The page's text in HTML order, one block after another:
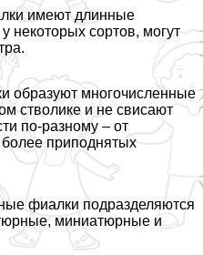
имеют длинные
некоторых сортов, могут
образуют многочисленные
стволике и не свисают
по-разному – от
приподнятых
фиалки подразделяются
миниатюрные и